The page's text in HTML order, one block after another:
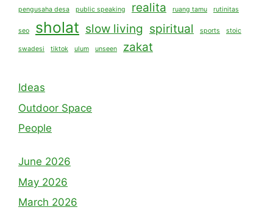
pengusaha desa public speaking realita ruang tamu rutinitas
seo sholat slow living spiritual sports stoic
swadesi tiktok ulum unseen zakat
Ideas
Outdoor Space
People
June 2026
May 2026
March 2026